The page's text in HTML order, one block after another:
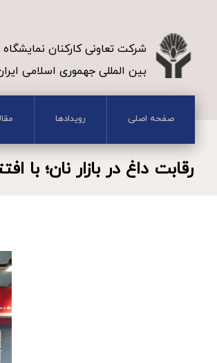
شرکت تعاونی کارکنان
بین المللی جهموری اسلامی
صفحه اصلی رویدادها
رقابت داغ در بازار نان؛ با